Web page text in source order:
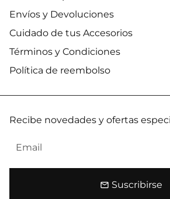
Envíos y Devoluciones
Cuidado de tus Accesorios
Términos y Condiciones
Política de reembolso
Recibe novedades y ofertas
email Suscribirse